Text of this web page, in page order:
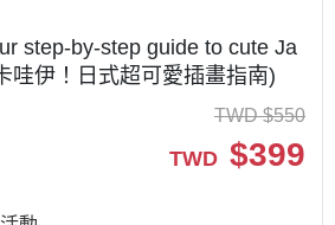
step-by-step guide to cute Ja
哇伊！日式超可愛插畫指南)
TWD $550
TWD $399